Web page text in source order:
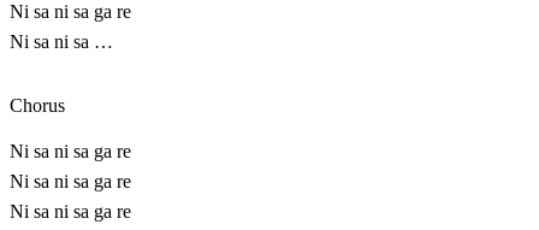
Ni sa ni sa ga re
Ni sa ni sa …
Chorus
Ni sa ni sa ga re
Ni sa ni sa ga re
Ni sa ni sa ga re